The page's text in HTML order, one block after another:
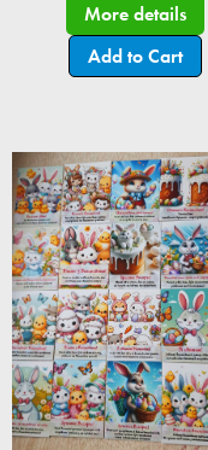
More details
Add to Cart